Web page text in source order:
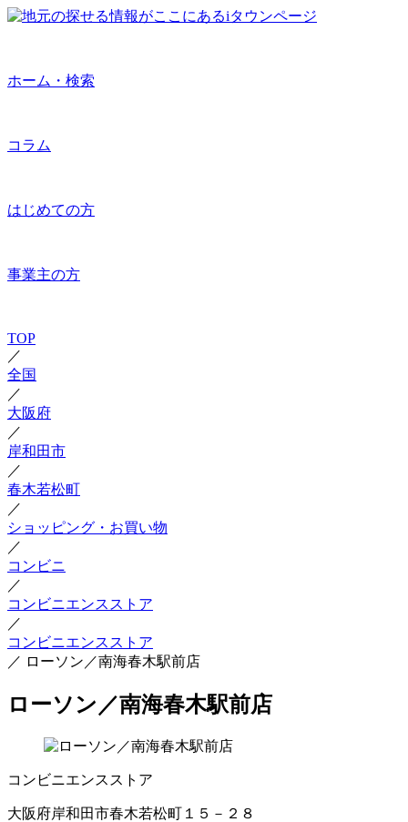
ホーム・検索
コラム
はじめての方
事業主の方
TOP
／
全国
／
大阪府
／
岸和田市
／
春木若松町
／
ショッピング・お買い物
／
コンビニ
／
コンビニエンスストア
／
コンビニエンスストア
／ ローソン／南海春木駅前店
ローソン／南海春木駅前店
コンビニエンスストア
大阪府岸和田市春木若松町１５－２８